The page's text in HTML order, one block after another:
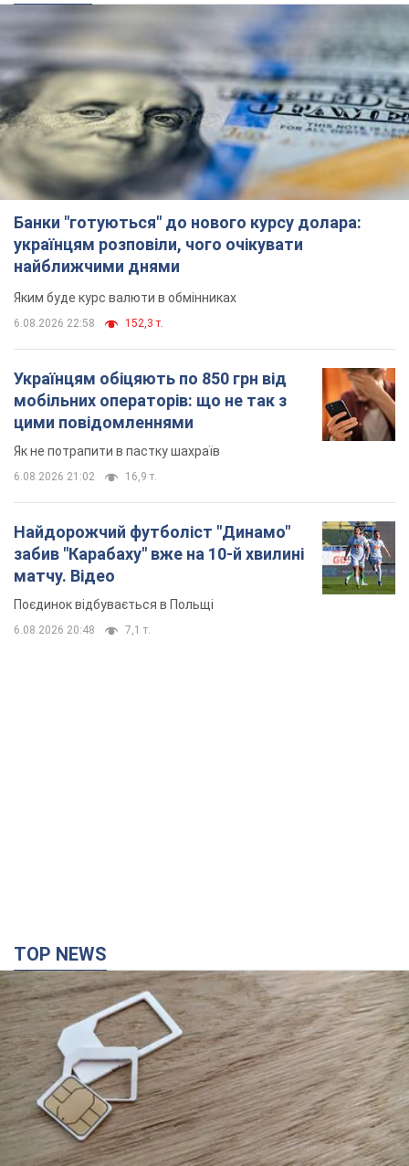
Банки "готуються" до нового курсу долара:
українцям розповіли, чого очікувати
найближчими днями
Яким буде курс валюти в обмінниках
6.08.2026 22:58 152,3 т.
Українцям обіцяють по 850 грн від
мобільних операторів: що не так з
цими повідомленнями
Як не потрапити в пастку шахраїв
6.08.2026 21:02 16,9 т.
Найдорожчий футболіст "Динамо"
забив "Карабаху" вже на 10-й хвилині
матчу. Відео
Поєдинок відбувається в Польщі
6.08.2026 20:48 7,1 т.
TOP NEWS